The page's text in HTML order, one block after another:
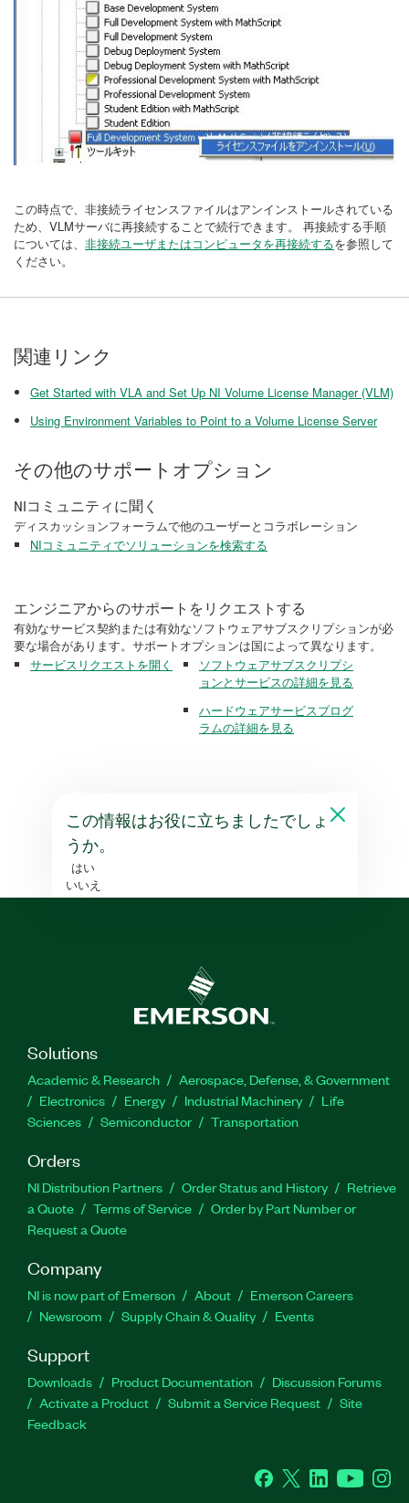
この時点で、非接続ライセンスファイルはアンインストールされている
ため、VLMサーバに再接続することで続行できます。 再接続する手順
については、 非接続ユーザまたはコンピュータを再接続するを参照して
ください。
関連リンク
Get Started with VLA and Set Up NI Volume License Manager (VLM)
Using Environment Variables to Point to a Volume License Server
その他のサポートオプション
NIコミュニティに聞く
ディスカッションフォーラムで他のユーザーとコラボレーション
NIコミュニティでソリューションを検索する
エンジニアからのサポートをリクエストする
有効なサービス契約または有効なソフトウェアサブスクリプションが必
要な場合があります。サポートオプションは国によって異なります。
サービスリクエストを開く
ソフトウェアサブスクリプシ
ョンとサービスの詳細を見る
ハードウェアサービスプログ
ラムの詳細を見る
この情報はお役に立ちましたでしょ
うか。
はい
いいえ
Solutions
Academic & Research
Aerospace, Defense, & Government
Electronics
Energy Industrial Machinery
Life
Sciences
Semiconductor Transportation
Orders
NI Distribution Partners Order Status and History
Retrieve
a Quote
Terms of Service
Order by Part Number or
Request a Quote
Company
NI is now part of Emerson About
Emerson Careers
Newsroom
Supply Chain & Quality Events
Support
Downloads Product Documentation
Discussion Forums
Activate a Product
Submit a Service Request
Site
Feedback
Facebook
Twitter LinkedInYouTube